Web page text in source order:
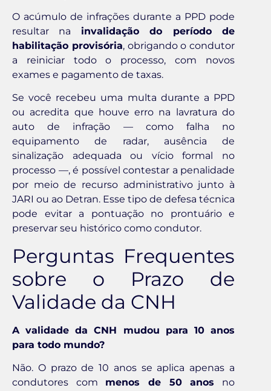
O acúmulo de infrações durante a PPD pode
resultar na invalidação do período de
habilitação provisória, obrigando o condutor
a reiniciar todo o processo, com novos
exames e pagamento de taxas.
Se você recebeu uma multa durante a PPD
ou acredita que houve erro na lavratura do
auto de infração — como falha no
equipamento de radar, ausência de
sinalização adequada ou vício formal no
processo —, é possível contestar a penalidade
por meio de recurso administrativo junto à
JARI ou ao Detran. Esse tipo de defesa técnica
pode evitar a pontuação no prontuário e
preservar seu histórico como condutor.
Perguntas Frequentes
sobre o Prazo de
Validade da CNH
A validade da CNH mudou para 10 anos
para todo mundo?
Não. O prazo de 10 anos se aplica apenas a
condutores com menos de 50 anos no